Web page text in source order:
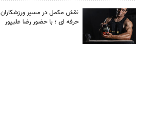
نقش مکمل در مسیر ورزشکاران
حرفه ای ؛ با حضور رضا علیپور